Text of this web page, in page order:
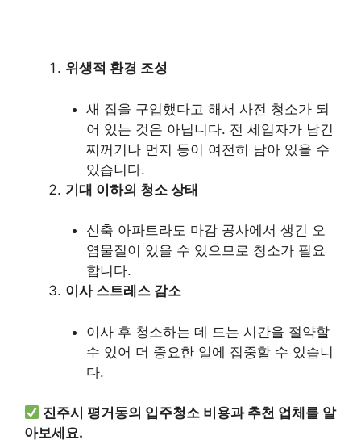
위생적 환경 조성
새 집을 구입했다고 해서 사전 청소가 되
어 있는 것은 아닙니다. 전 세입자가 남긴
찌꺼기나 먼지 등이 여전히 남아 있을 수
있습니다.
기대 이하의 청소 상태
신축 아파트라도 마감 공사에서 생긴 오
염물질이 있을 수 있으므로 청소가 필요
합니다.
이사 스트레스 감소
이사 후 청소하는 데 드는 시간을 절약할
수 있어 더 중요한 일에 집중할 수 있습니
다.
진주시 평거동의 입주청소 비용과 추천 업체를 알
아보세요.